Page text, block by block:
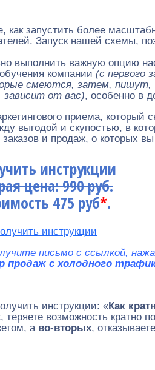
как запустить более
Запуск нашей схемы,
выполнить важную опцию
компании (с первого
смеются, затем,
зависит от вас), особенно в
приема,
выгодой и скупостью, в
и продаж, о которых
инструкции
цена: 990 руб.
475 руб*.
инструкции
письмо с ссылкой,
продаж с холодного
инструкции: «Как
, теряете возможность кратно
а во-вторых,